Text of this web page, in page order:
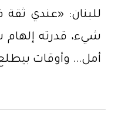
للبنان: «عندي
شيء، قدرته إلهام
أمل... وأوقات